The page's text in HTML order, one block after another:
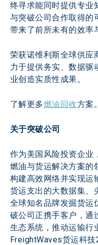
终寻求能同时提供专业
与突破公司合作取得的
带来了前所未有的效率
荣获诺维利斯全球供应
力于提供务实、数据驱
业创造实质性成果。
了解更多燃油回收方案。
关于突破公司
作为美国风险投资企业
燃油与货运解决方案的
构建高效网络并实现运
货运支出的大数据集、
全球知名品牌发掘货运
破公司正携手客户，通
生态系统，推动运输行
FreightWaves货运科